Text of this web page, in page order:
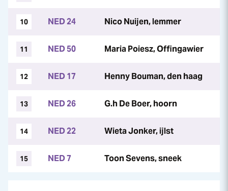
10 NED 24 Nico Nuijen, lemmer
11 NED 50 Maria Poiesz, Offingawier
12 NED 17 Henny Bouman, den haag
13 NED 26 G.h De Boer, hoorn
14 NED 22 Wieta Jonker, ijlst
15 NED 7 Toon Sevens, sneek